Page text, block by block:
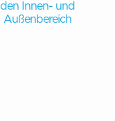
den Innen- und
Außenbereich